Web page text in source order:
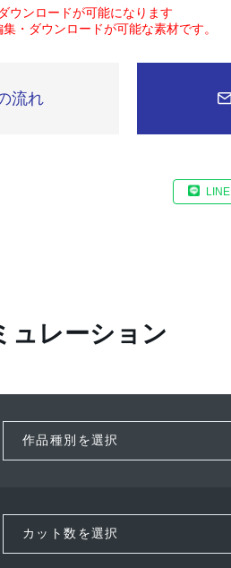
ウンロードが可能になります
・ダウンロードが可能な素材です。
流れ
LINE
ュレーション